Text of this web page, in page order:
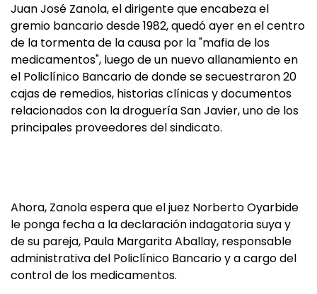
Juan José Zanola, el dirigente que encabeza el
gremio bancario desde 1982, quedó ayer en el centro
de la tormenta de la causa por la "mafia de los
medicamentos", luego de un nuevo allanamiento en
el Policlínico Bancario de donde se secuestraron 20
cajas de remedios, historias clínicas y documentos
relacionados con la droguería San Javier, uno de los
principales proveedores del sindicato.
Ahora, Zanola espera que el juez Norberto Oyarbide
le ponga fecha a la declaración indagatoria suya y
de su pareja, Paula Margarita Aballay, responsable
administrativa del Policlínico Bancario y a cargo del
control de los medicamentos.